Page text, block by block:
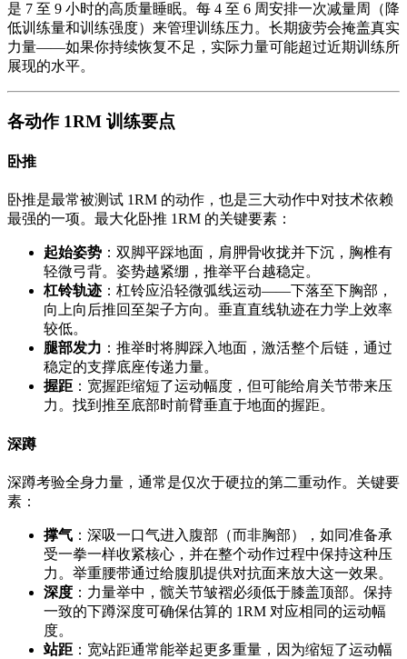
是 7 至 9 小时的高质量睡眠。每 4 至 6 周安排一次减量周（降
低训练量和训练强度）来管理训练压力。长期疲劳会掩盖真实
力量——如果你持续恢复不足，实际力量可能超过近期训练所
展现的水平。
各动作 1RM 训练要点
卧推
卧推是最常被测试 1RM 的动作，也是三大动作中对技术依赖
最强的一项。最大化卧推 1RM 的关键要素：
起始姿势 ：双脚平踩地面，肩胛骨收拢并下沉，胸椎有
轻微弓背。姿势越紧绷，推举平台越稳定。
杠铃轨迹 ：杠铃应沿轻微弧线运动——下落至下胸部，
向上向后推回至架子方向。垂直直线轨迹在力学上效率
较低。
腿部发力 ：推举时将脚踩入地面，激活整个后链，通过
稳定的支撑底座传递力量。
握距 ：宽握距缩短了运动幅度，但可能给肩关节带来压
力。找到推至底部时前臂垂直于地面的握距。
深蹲
深蹲考验全身力量，通常是仅次于硬拉的第二重动作。关键要
素：
撑气 ：深吸一口气进入腹部（而非胸部），如同准备承
受一拳一样收紧核心，并在整个动作过程中保持这种压
力。举重腰带通过给腹肌提供对抗面来放大这一效果。
深度 ：力量举中，髋关节皱褶必须低于膝盖顶部。保持
一致的下蹲深度可确保估算的 1RM 对应相同的运动幅
度。
站距 ：宽站距通常能举起更多重量，因为缩短了运动幅